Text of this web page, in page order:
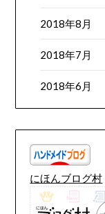
2018年8月
2018年7月
2018年6月
にほんブログ村